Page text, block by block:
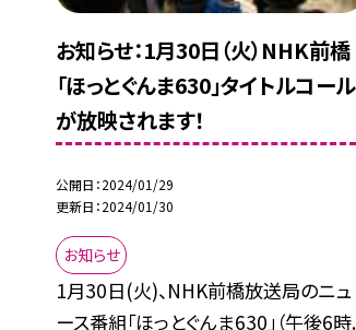
お知らせ：1月30日（火）NHK前橋
「ほっとぐんま630」タイトルコール
が放映されます！
公開日 2024/01/29
更新日 2024/01/30
お知らせ
1月30日(火)、NHK前橋放送局のニュ
ース番組「ほっとぐんま630」（午後6